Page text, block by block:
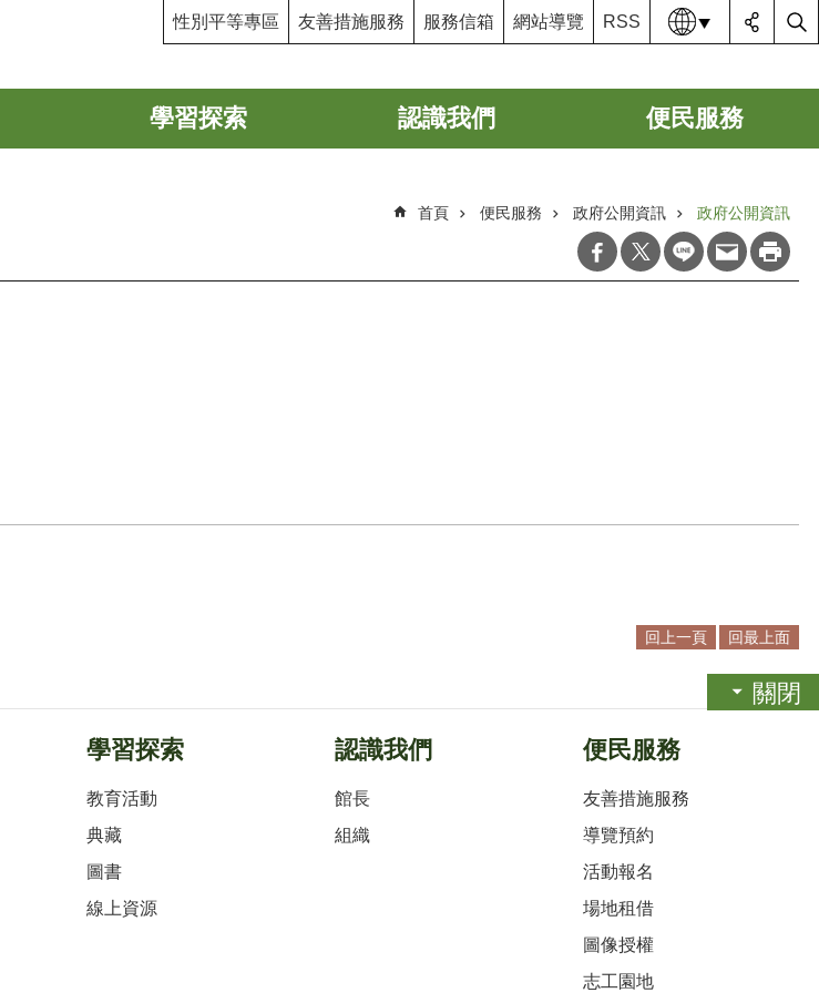
性別平等專區 友善措施服務 服務信箱 網站導覽 RSS 語系
學習探索 認識我們 便民服務
首頁 便民服務 政府公開資訊 政府公開資訊
回上一頁 回最上面
關閉
學習探索
教育活動
典藏
圖書
線上資源
認識我們
館長
組織
便民服務
友善措施服務
導覽預約
活動報名
場地租借
圖像授權
志工園地